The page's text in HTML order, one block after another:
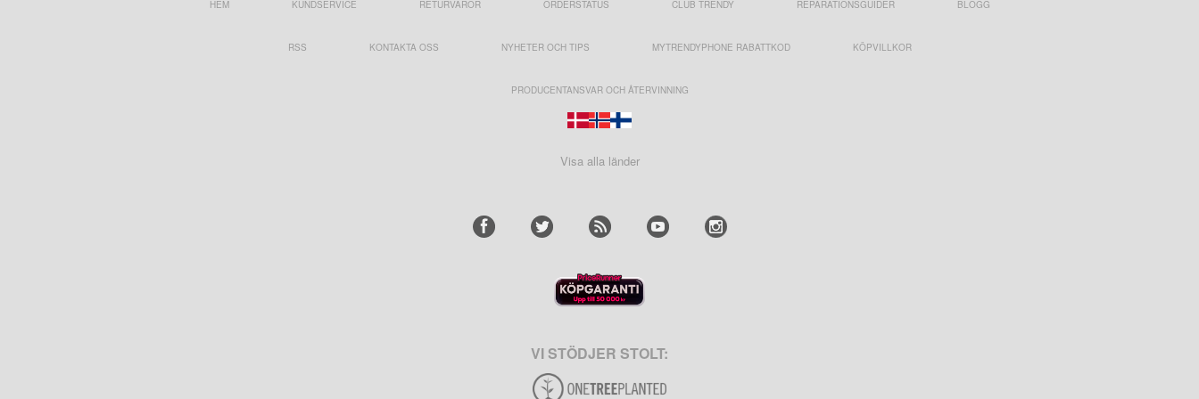
HEM KUNDSERVICE RETURVAROR ORDERSTATUS CLUB TRENDY REPARATIONSGUIDER BLOGG
RSS KONTAKTA OSS NYHETER OCH TIPS MYTRENDYPHONE RABATTKOD KÖPVILLKOR
PRODUCENTANSVAR OCH ÅTERVINNING
Visa alla länder
VI STÖDJER STOLT: